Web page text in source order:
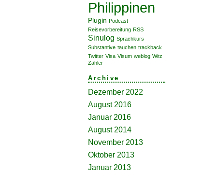
Philippinen
Plugin Podcast
Reisevorbereitung RSS
Sinulog Sprachkurs
Substantive tauchen trackback
Twitter Visa Visum weblog Witz
Zähler
Archive
Dezember 2022
August 2016
Januar 2016
August 2014
November 2013
Oktober 2013
Januar 2013